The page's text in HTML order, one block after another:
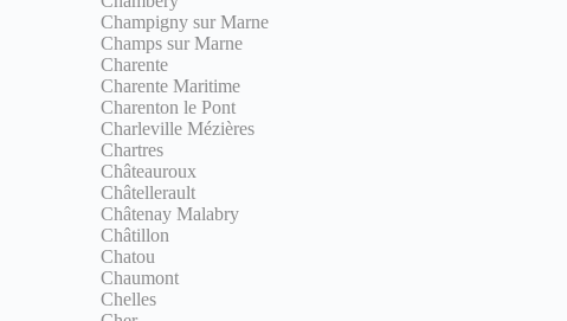
Champigny sur Marne
Champs sur Marne
Charente
Charente Maritime
Charenton le Pont
Charleville Mézières
Chartres
Châteauroux
Châtellerault
Châtenay Malabry
Châtillon
Chatou
Chaumont
Chelles